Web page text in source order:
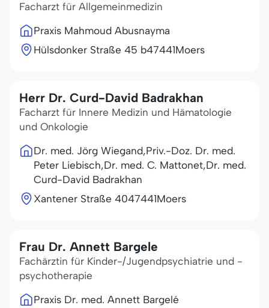
Facharzt für Allgemeinmedizin
Praxis Mahmoud Abusnayma
Hülsdonker Straße 45 b47441Moers
Herr Dr. Curd-David Badrakhan
Facharzt für Innere Medizin und Hämatologie
und Onkologie
Dr. med. Jörg Wiegand,Priv.-Doz. Dr. med.
Peter Liebisch,Dr. med. C. Mattonet,Dr. med.
Curd-David Badrakhan
Xantener Straße 4047441Moers
Frau Dr. Annett Bargele
Fachärztin für Kinder-/Jugendpsychiatrie und -
psychotherapie
Praxis Dr. med. Annett Bargelé